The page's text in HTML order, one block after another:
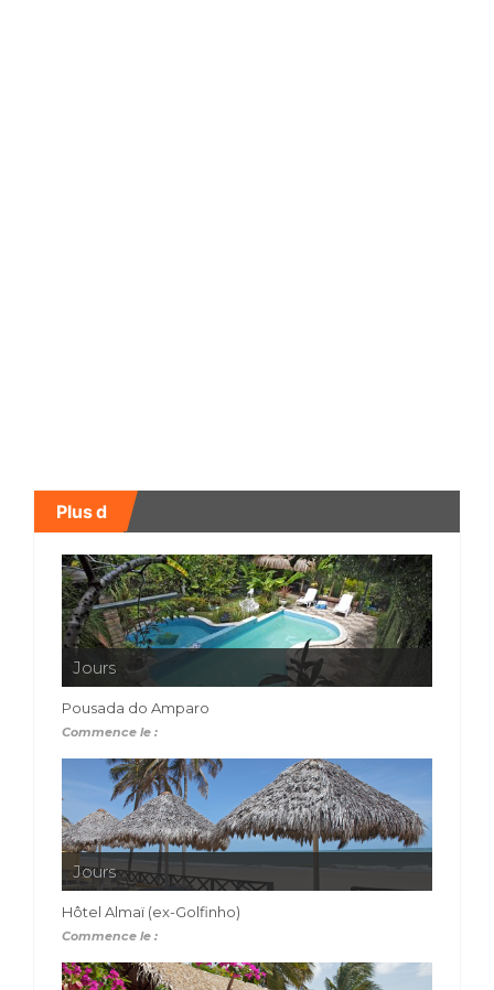
Plus d
Jours
Pousada do Amparo
Commence le :
Jours
Hôtel Almaï (ex-Golfinho)
Commence le :